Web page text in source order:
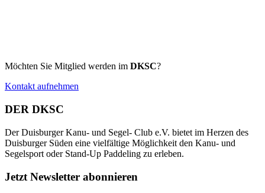
Möchten Sie Mitglied werden im DKSC?
Kontakt aufnehmen
DER DKSC
Der Duisburger Kanu- und Segel- Club e.V. bietet im Herzen des
Duisburger Süden eine vielfältige Möglichkeit den Kanu- und
Segelsport oder Stand-Up Paddeling zu erleben.
Jetzt Newsletter abonnieren